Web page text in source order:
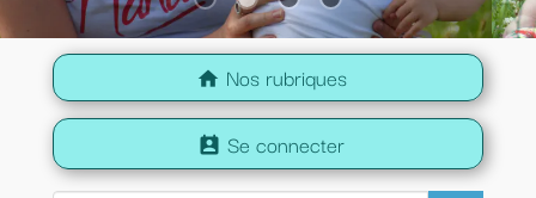
home Nos rubriques
perm_contact_calendar Se connecter